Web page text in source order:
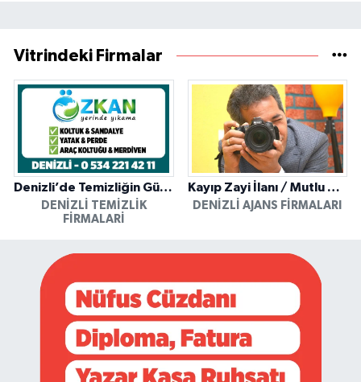
Vitrindeki Firmalar
Denizli’de Temizliğin Güvenilir Adresi: Özkan Yerinde Yıkama
DENIZLI TEMIZLIK
FIRMALARI
Kayıp Zayi İlanı / Mutlu Ajans / Denizli
DENIZLI AJANS FIRMALARI